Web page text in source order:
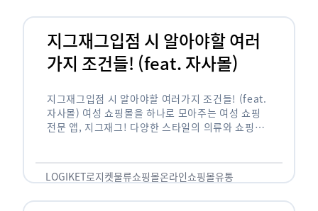
지그재그입점 시 알아야할 여러
가지 조건들! (feat. 자사몰)
지그재그입점 시 알아야할 여러가지 조건들! (feat.
자사몰) 여성 쇼핑몰을 하나로 모아주는 여성 쇼핑
전문 앱, 지그재그! 다양한 스타일의 의류와 쇼핑몰
LOGIKET로지켓물류쇼핑몰온라인쇼핑몰유통